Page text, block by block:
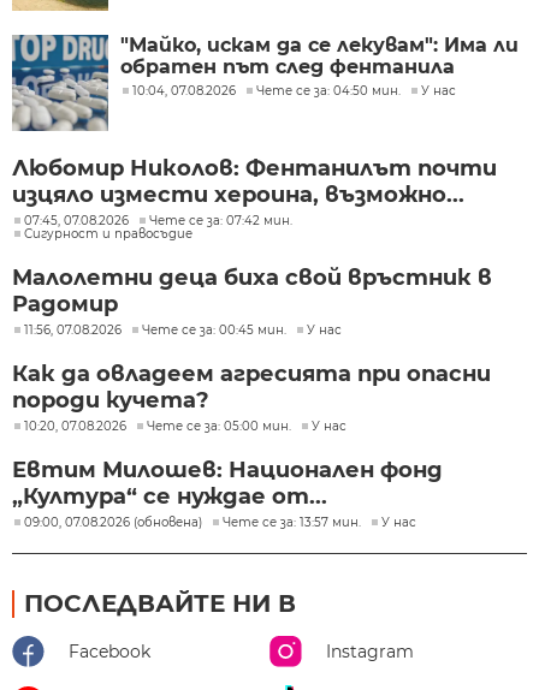
"Майко, искам да се лекувам": Има ли
обратен път след фентанила
10:04, 07.08.2026 Чете се за: 04:50 мин. У нас
Любомир Николов: Фентанилът почти
изцяло измести хероина, възможно...
07:45, 07.08.2026
Чете се за: 07:42 мин.
Сигурност и правосъдие
Малолетни деца биха свой връстник в
Радомир
11:56, 07.08.2026 Чете се за: 00:45 мин. У нас
Как да овладеем агресията при опасни
породи кучета?
10:20, 07.08.2026 Чете се за: 05:00 мин. У нас
Евтим Милошев: Национален фонд
„Култура“ се нуждае от...
09:00, 07.08.2026 (обновена) Чете се за: 13:57 мин. У нас
ПОСЛЕДВАЙТЕ НИ В
Facebook Instagram